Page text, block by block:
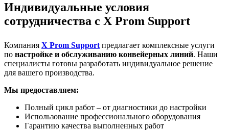
Индивидуальные условия
сотрудничества с X Prom Support
Компания X Prom Support предлагает комплексные услуги
по настройке и обслуживанию конвейерных линий. Наши
специалисты готовы разработать индивидуальное решение
для вашего производства.
Мы предоставляем:
Полный цикл работ – от диагностики до настройки
Использование профессионального оборудования
Гарантию качества выполненных работ